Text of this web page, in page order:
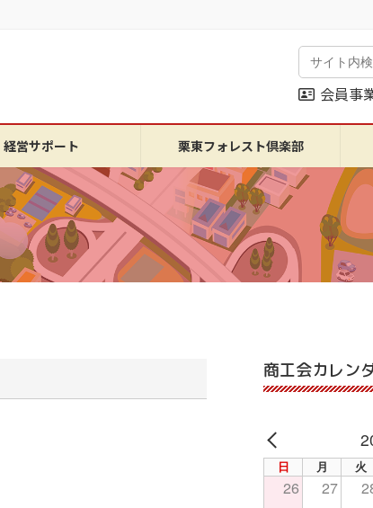
会員事
経営サポート 栗東フォレスト倶楽部
商工会カレン
PREV
日 月 火
26 27